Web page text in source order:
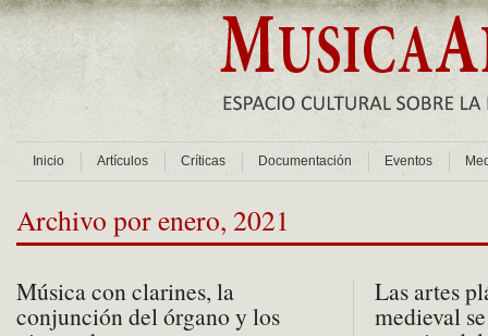
Inicio Artículos Críticas Documentación Eventos
Archivo por enero, 2021
Música con clarines, la
conjunción del órgano y los
Las artes
medieval